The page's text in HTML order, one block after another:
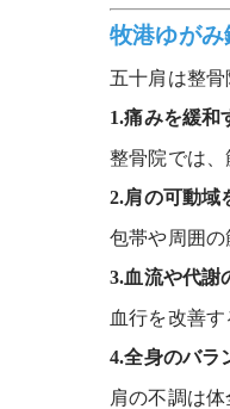
牧港ゆがみ
五十肩は整
1.痛みを緩和
整骨院では
2.肩の可動域
包帯や周囲
3.血流や代謝
血行を改善
4.全身のバラ
肩の不調は